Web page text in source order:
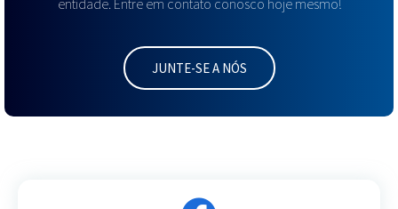
JUNTE-SE A NÓS